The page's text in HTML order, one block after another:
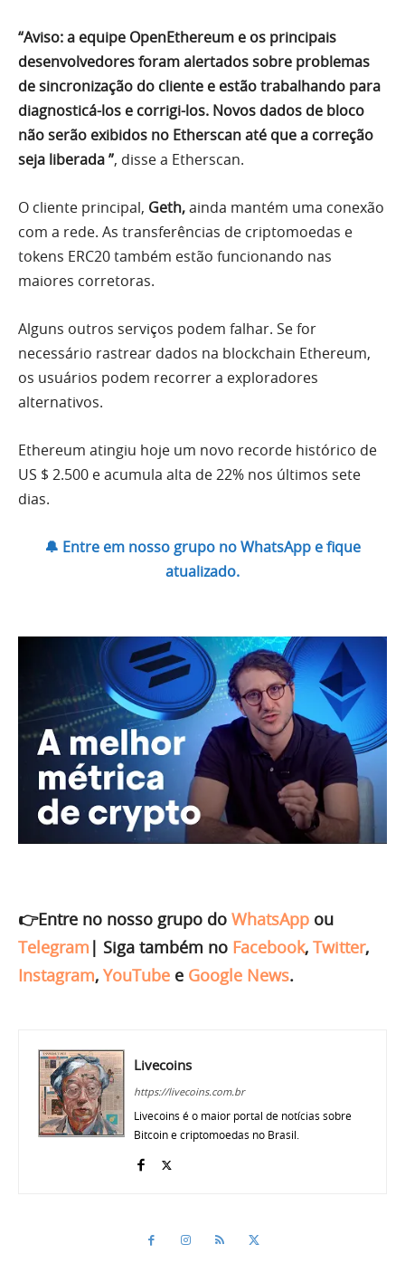
“Aviso: a equipe OpenEthereum e os principais
desenvolvedores foram alertados sobre problemas
de sincronização do cliente e estão trabalhando para
diagnosticá-los e corrigi-los. Novos dados de bloco
não serão exibidos no Etherscan até que a correção
seja liberada ”, disse a Etherscan.
O cliente principal, Geth,ainda mantém uma conexão
com a rede. As transferências de criptomoedas e
tokens ERC20 também estão funcionando nas
maiores corretoras.
Alguns outros serviços podem falhar. Se for
necessário rastrear dados na blockchain Ethereum,
os usuários podem recorrer a exploradores
alternativos.
Ethereum atingiu hoje um novo recorde histórico de
US $ 2.500 e acumula alta de 22% nos últimos sete
dias.
🔔 Entre em nosso grupo no WhatsApp e fique
atualizado.
👉Entre no nosso grupo do WhatsApp ou
Telegram | Siga também no Facebook, Twitter,
Instagram, YouTube e Google News.
Livecoins
https://livecoins.com.br
Livecoins é o maior portal de notícias sobre
Bitcoin e criptomoedas no Brasil.